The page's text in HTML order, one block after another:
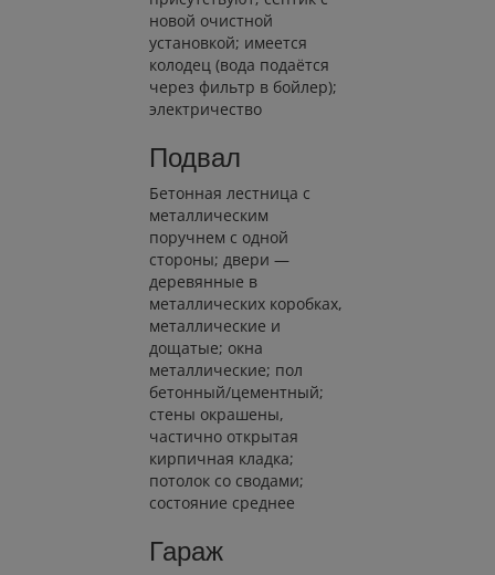
новой очистной
установкой; имеется
колодец (вода подаётся
через фильтр в бойлер);
электричество
Подвал
Бетонная лестница с
металлическим
поручнем с одной
стороны; двери —
деревянные в
металлических коробках,
металлические и
дощатые; окна
металлические; пол
бетонный/цементный;
стены окрашены,
частично открытая
кирпичная кладка;
потолок со сводами;
состояние среднее
Гараж